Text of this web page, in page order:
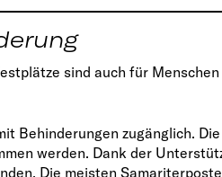
sind auch für
Behinderungen zugänglich.
werden. Dank der
Die meisten